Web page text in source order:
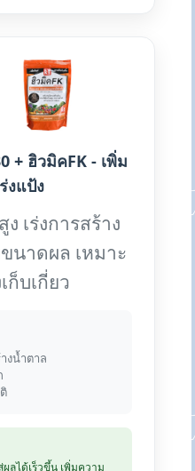
+ ฮิวมิคFK - เพิ่ม
งแป้ง
เร่งการสร้าง
นาดผล เหมาะ
ก็บเกี่ยว
งน้ำตาล
ลได้เร็วขึ้น เพิ่มความ